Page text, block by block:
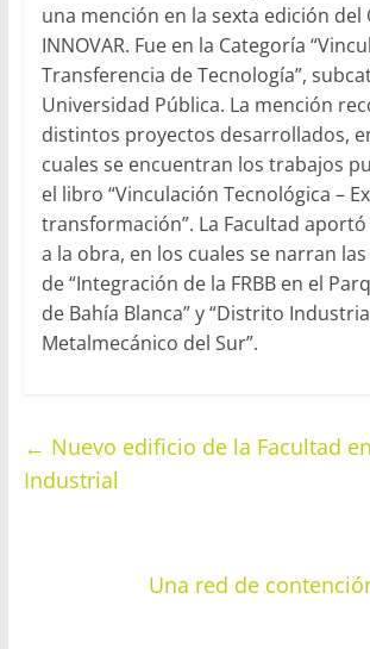
una mención en la sexta edición del
INNOVAR. Fue en la Categoría
Transferencia de Tecnología”,
Universidad Pública. La mención
distintos proyectos desarrollados,
cuales se encuentran los trabajos
el libro “Vinculación Tecnológica –
transformación”. La Facultad
a la obra, en los cuales se narran
de “Integración de la FRBB en el
de Bahía Blanca” y “Distrito
Metalmecánico del Sur”.
← Nuevo edificio de la Facultad
Industrial
Una red de